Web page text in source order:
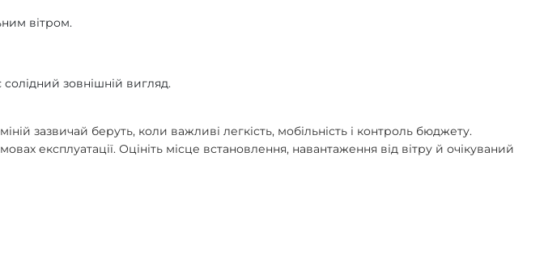
вітром.
зовнішній вигляд.
зазвичай беруть, коли важливі легкість, мобільність і контроль бюджету.
експлуатації. Оцініть місце встановлення, навантаження від вітру й очікуваний